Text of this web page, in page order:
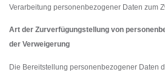
Verarbeitung personenbezogener Daten zum
Art der Zurverfügungstellung von
der Verweigerung
Die Bereitstellung personenbezogener Daten